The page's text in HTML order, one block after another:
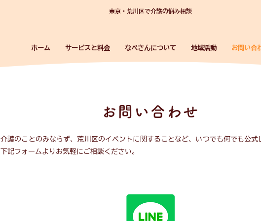
東京・荒川区で介護の悩み相談
ホーム サービスと料金 なべさんについて 地域活動 お問い合
お問い合わせ
介護のことのみならず、荒川区のイベントに関することなど、いつでも何でも公式
下記フォームよりお気軽にご相談ください。